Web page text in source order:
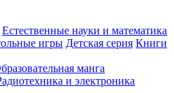
Естественные науки и математика
игры Детская серия Книги
манга
и электроника